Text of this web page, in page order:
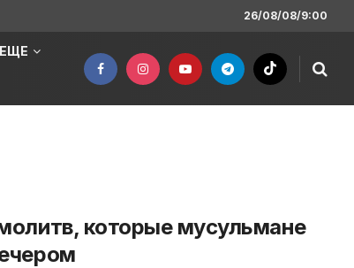
26/08/08/9:00
ЕЩЕ
которые мусульмане